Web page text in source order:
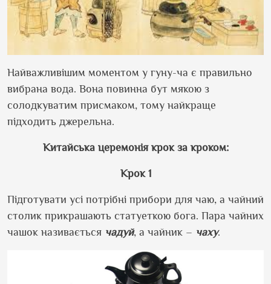
Найважливішим моментом у гуну-ча є правильно
вибрана вода. Вона повинна бут мякою з
солодкуватим присмаком, тому найкраще
підходить джерельна.
Китайська церемонія крок за кроком:
Крок 1
Підготувати усі потрібні прибори для чаю, а чайний
столик прикрашають статуеткою бога. Пара чайних
чашок називається чадуй, а чайник – чаху.